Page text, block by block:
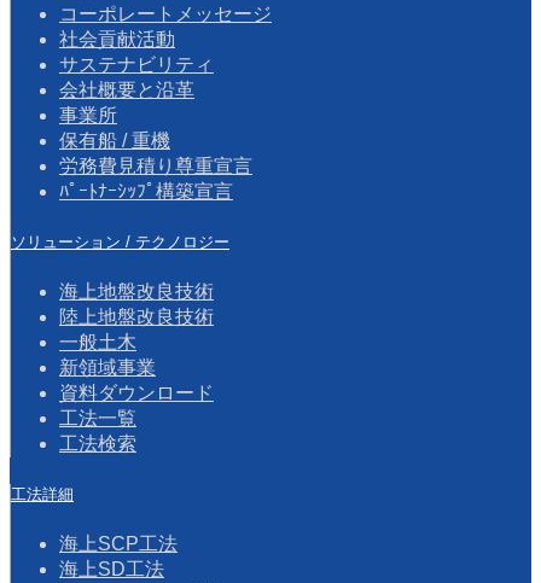
コーポレートメッセージ
社会貢献活動
サステナビリティ
会社概要と沿革
事業所
保有船 / 重機
労務費見積り尊重宣言
ﾊﾟｰﾄﾅｰｼｯﾌﾟ構築宣言
ソリューション / テクノロジー
海上地盤改良技術
陸上地盤改良技術
一般土木
新領域事業
資料ダウンロード
工法一覧
工法検索
工法詳細
海上SCP工法
海上SD工法